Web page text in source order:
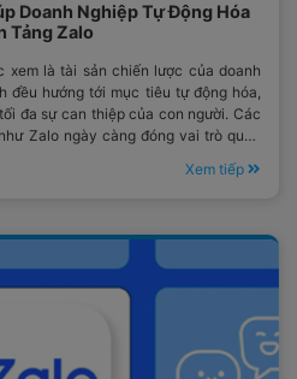
Doanh Nghiệp Tự Động Hóa
Tảng Zalo
xem là tài sản chiến lược của doanh
đều hướng tới mục tiêu tự động hóa,
đa sự can thiệp của con người. Các
Zalo ngày càng đóng vai trò quan
chăm sóc khách hàng, quản lý dữ
Xem tiếp